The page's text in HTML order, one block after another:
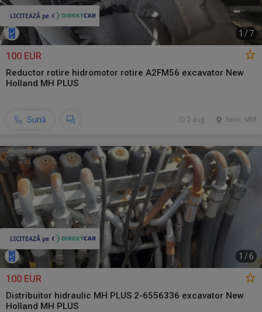
1 /7
100 EUR
Reductor rotire hidromotor rotire A2FM56 excavator New
Holland MH PLUS
Sună Seini, MM
2 aug.
1 / 6
100 EUR
Distribuitor hidraulic MH PLUS 2-6556336 excavator New
Holland MH PLUS